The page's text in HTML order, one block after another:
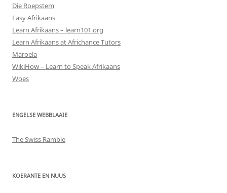
Die Roepstem
Easy Afrikaans
Learn Afrikaans – learn101.org
Learn Afrikaans at Africhance Tutors
Maroela
WikiHow – Learn to Speak Afrikaans
Woes
ENGELSE WEBBLAAIE
The Swiss Ramble
KOERANTE EN NUUS